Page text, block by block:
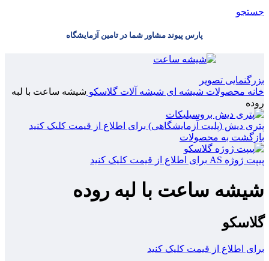
جستجو
پارس پیوند مشاور شما در تامین آزمایشگاه
بزرگنمایی تصویر
خانه محصولات شیشه ای شیشه آلات گلاسکو شیشه ساعت با لبه
روده
پتری دیش (پلیت آزمایشگاهی) برای اطلاع از قیمت کلیک کنید
بازگشت به محصولات
پیپت ژوژه AS برای اطلاع از قیمت کلیک کنید
شیشه ساعت با لبه روده
گلاسکو
برای اطلاع از قیمت کلیک کنید